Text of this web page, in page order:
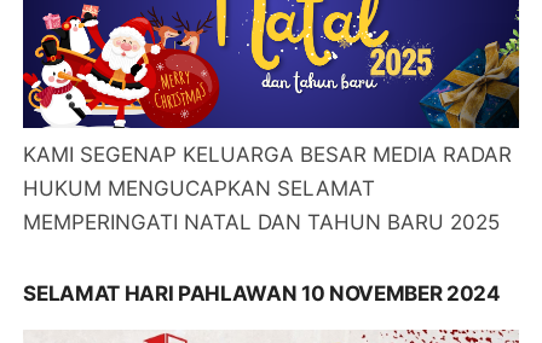
KAMI SEGENAP KELUARGA BESAR MEDIA RADAR
HUKUM MENGUCAPKAN SELAMAT
MEMPERINGATI NATAL DAN TAHUN BARU 2025
SELAMAT HARI PAHLAWAN 10 NOVEMBER 2024